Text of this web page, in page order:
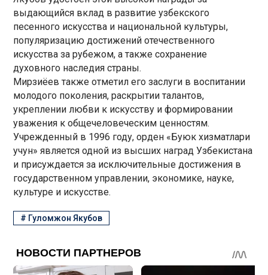
выдающийся вклад в развитие узбекского
песенного искусства и национальной культуры,
популяризацию достижений отечественного
искусства за рубежом, а также сохранение
духовного наследия страны.
Мирзиёев также отметил его заслуги в воспитании
молодого поколения, раскрытии талантов,
укреплении любви к искусству и формировании
уважения к общечеловеческим ценностям.
Учрежденный в 1996 году, орден «Буюк хизматлари
учун» является одной из высших наград Узбекистана
и присуждается за исключительные достижения в
государственном управлении, экономике, науке,
культуре и искусстве.
# Гуломжон Якубов